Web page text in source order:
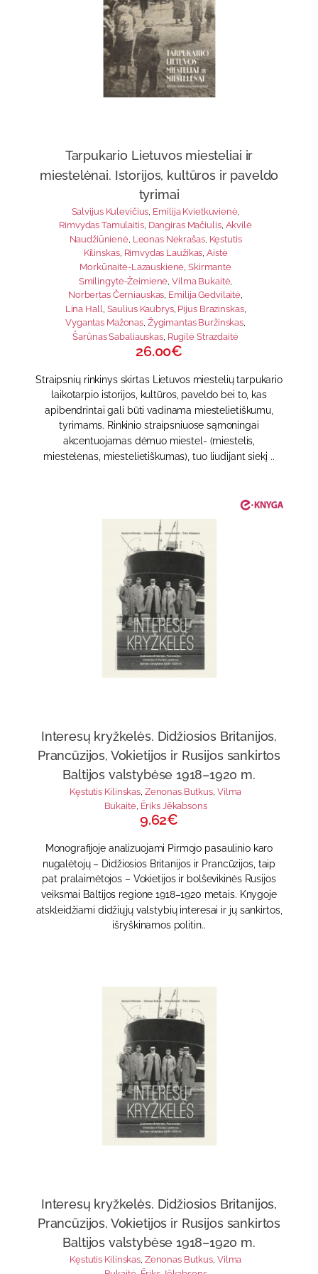
Tarpukario Lietuvos miesteliai ir
miestelėnai. Istorijos, kultūros ir paveldo
tyrimai
Salvijus Kulevičius Emilija Kvietkuvienė,
Rimvydas Tamulaitis, Dangiras Mačiulis, Akvilė
Naudžiūnienė, Leonas Nekrašas, Kęstutis
Kilinskas, Rimvydas Laužikas,Aistė
Morkūnaitė-Lazauskienė ,Skirmantė
Smilingytė-Žeimienė ,Vilma Bukaitė,
Norbertas Černiauskas, Emilija Gedvilaitė,
Lina Hall
Saulius Kaubrys, Pijus Brazinskas,
Vygantas Mažonas, Žygimantas Buržinskas,
Šarūnas Sabaliauskas, Rugilė Strazdaitė
26.00€
Straipsnių rinkinys skirtas Lietuvos miestelių tarpukario
laikotarpio istorijos, kultūros, paveldo bei to, kas
apibendrintai gali būti vadinama miestelietiškumu,
tyrimams. Rinkinio straipsniuose sąmoningai
akcentuojamas dėmuo miestel- (miestelis,
miestelėnas, miestelietiškumas), tuo liudijant siekį ..
Interesų kryžkelės. Didžiosios Britanijos,
Prancūzijos, Vokietijos ir Rusijos sankirtos
Baltijos valstybėse 1918–1920 m.
Kęstutis Kilinskas Zenonas Butkus, Vilma
Bukaitė, Ēriks Jēkabsons
9.62€
Monografijoje analizuojami Pirmojo pasaulinio karo
nugalėtojų – Didžiosios Britanijos ir Prancūzijos, taip
pat pralaimėtojos – Vokietijos ir bolševikinės Rusijos
veiksmai Baltijos regione 1918–1920 metais. Knygoje
atskleidžiami didžiųjų valstybių interesai ir jų sankirtos,
išryškinamos politin..
Interesų kryžkelės. Didžiosios Britanijos,
Prancūzijos, Vokietijos ir Rusijos sankirtos
Baltijos valstybėse 1918–1920 m.
Kęstutis Kilinskas Zenonas Butkus, Vilma